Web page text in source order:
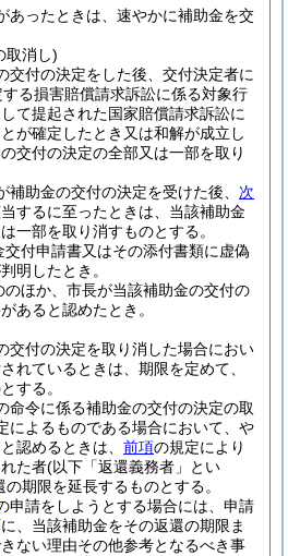
あったときは、速やかに補助金を交
取消し)
交付の決定をした後、交付決定者に
する損害賠償請求訴訟に係る対象行
て提起された国家賠償請求訴訟に
が確定したとき又は和解が成立し
交付の決定の全部又は一部を取り
補助金の交付の決定を受けた後、 次
するに至ったときは、当該補助金
一部を取り消すものとする。
交付申請書又はその添付書類に虚偽
明したとき。
のほか、市長が当該補助金の交付の
あると認めたとき。
交付の決定を取り消した場合におい
れているときは、期限を定めて、
する。
命令に係る補助金の交付の決定の取
によるものである場合において、や
認めるときは、 前項の規定により
た者(以下「返還義務者」とい
期限を延長するものとする。
申請をしようとする場合には、申請
、当該補助金をその返還の期限ま
ない理由その他参考となるべき事